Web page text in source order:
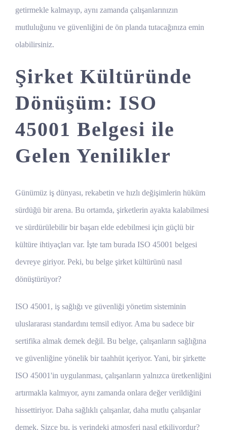
getirmekle kalmayıp, aynı zamanda çalışanlarınızın
mutluluğunu ve güvenliğini de ön planda tutacağınıza emin
olabilirsiniz.
Şirket Kültüründe
Dönüşüm: ISO
45001 Belgesi ile
Gelen Yenilikler
Günümüz iş dünyası, rekabetin ve hızlı değişimlerin hüküm
sürdüğü bir arena. Bu ortamda, şirketlerin ayakta kalabilmesi
ve sürdürülebilir bir başarı elde edebilmesi için güçlü bir
kültüre ihtiyaçları var. İşte tam burada ISO 45001 belgesi
devreye giriyor. Peki, bu belge şirket kültürünü nasıl
dönüştürüyor?
ISO 45001, iş sağlığı ve güvenliği yönetim sisteminin
uluslararası standardını temsil ediyor. Ama bu sadece bir
sertifika almak demek değil. Bu belge, çalışanların sağlığına
ve güvenliğine yönelik bir taahhüt içeriyor. Yani, bir şirkette
ISO 45001'in uygulanması, çalışanların yalnızca üretkenliğini
artırmakla kalmıyor, aynı zamanda onlara değer verildiğini
hissettiriyor. Daha sağlıklı çalışanlar, daha mutlu çalışanlar
demek. Sizce bu, iş yerindeki atmosferi nasıl etkiliyordur?